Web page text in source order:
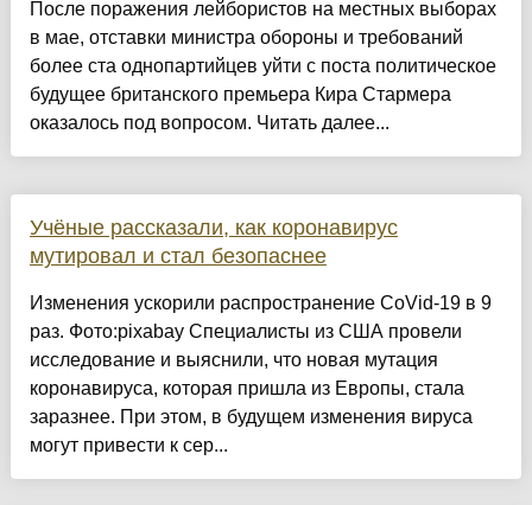
После поражения лейбористов на местных выборах
в мае, отставки министра обороны и требований
более ста однопартийцев уйти с поста политическое
будущее британского премьера Кира Стармера
оказалось под вопросом. Читать далее...
Учёные рассказали, как коронавирус
мутировал и стал безопаснее
Изменения ускорили распространение CoVid-19 в 9
раз. Фото:pixabay Специалисты из США провели
исследование и выяснили, что новая мутация
коронавируса, которая пришла из Европы, стала
заразнее. При этом, в будущем изменения вируса
могут привести к сер...